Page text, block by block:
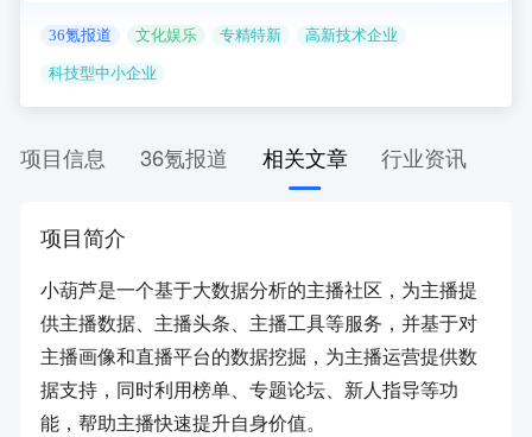
36氪报道 文化娱乐 专精特新 高新技术企业
科技型中小企业
项目信息 36氪报道 相关文章 行业资讯
项目简介
小葫芦是一个基于大数据分析的主播社区，为主播提
供主播数据、主播头条、主播工具等服务，并基于对
主播画像和直播平台的数据挖掘，为主播运营提供数
据支持，同时利用榜单、专题论坛、新人指导等功
能，帮助主播快速提升自身价值。